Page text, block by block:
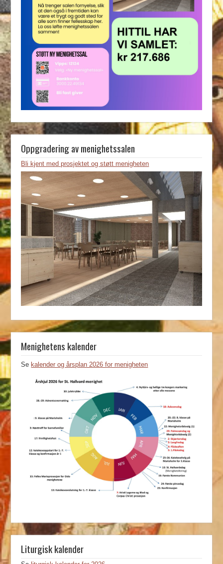
Oppgradering av menighetssalen
Bli kjent med prosjektet og støtt menigheten
Menighetens kalender
Sekalender og årsplan 2026 for menigheten
Liturgisk kalender